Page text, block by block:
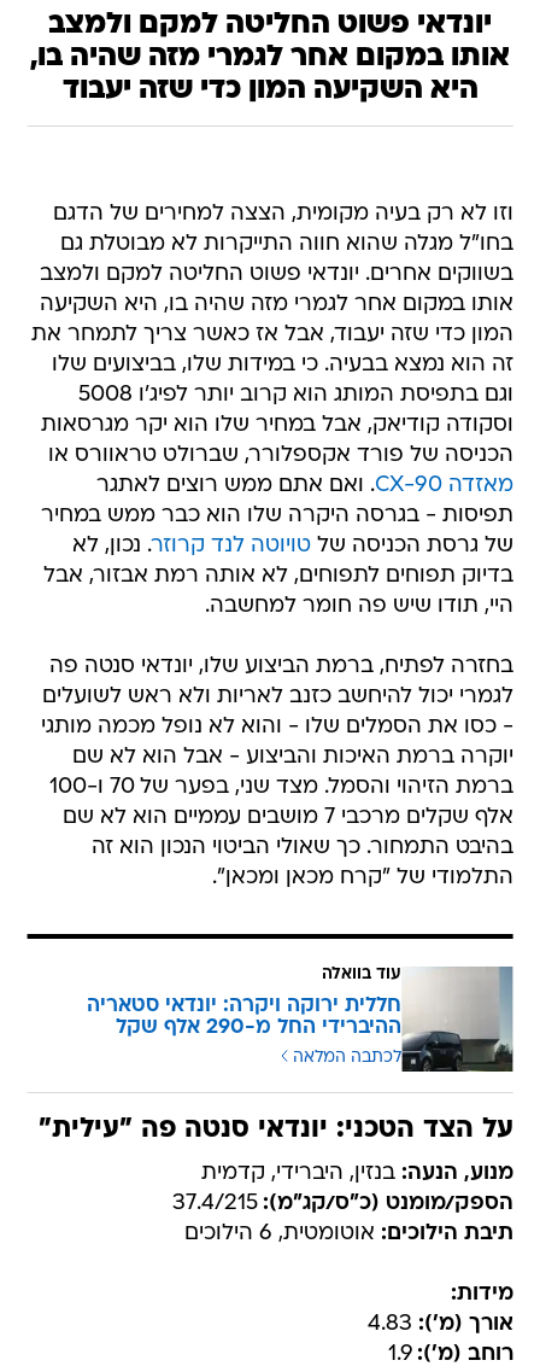
יונדאי פשוט החליטה למקם ולמצב
אותו במקום אחר לגמרי מזה שהיה בו,
היא השקיעה המון כדי שזה יעבוד
וזו לא רק בעיה מקומית, הצצה למחירים של הדגם
בחו"ל מגלה שהוא חווה התייקרות לא מבוטלת גם
בשווקים אחרים. יונדאי פשוט החליטה למקם ולמצב
אותו במקום אחר לגמרי מזה שהיה בו, היא השקיעה
המון כדי שזה יעבוד, אבל אז כאשר צריך לתמחר את
זה הוא נמצא בבעיה. כי במידות שלו, בביצועים שלו
וגם בתפיסת המותג הוא קרוב יותר לפיג'ו 5008
וסקודה קודיאק, אבל במחיר שלו הוא יקר מגרסאות
הכניסה של פורד אקספלורר, שברולט טראוורס או
מאזדה CX-90
. ואם אתם ממש רוצים לאתגר
תפיסות - בגרסה היקרה שלו הוא כבר ממש במחיר
של גרסת הכניסה שלטויוטה לנד קרוזר. נכון, לא
בדיוק תפוחים לתפוחים, לא אותה רמת אבזור, אבל
היי, תודו שיש פה חומר למחשבה.
בחזרה לפתיח, ברמת הביצוע שלו, יונדאי סנטה פה
לגמרי יכול להיחשב כזנב לאריות ולא ראש לשועלים
- כסו את הסמלים שלו - והוא לא נופל מכמה מותגי
יוקרה ברמת האיכות והביצוע - אבל הוא לא שם
ברמת הזיהוי והסמל. מצד שני, בפער של 70 ו-100
אלף שקלים מרכבי 7 מושבים עממיים הוא לא שם
בהיבט התמחור. כך שאולי הביטוי הנכון הוא זה
התלמודי של "קרח מכאן ומכאן".
עוד בוואלה
חללית ירוקה ויקרה: יונדאי סטאריה
ההיברידי החל מ-290 אלף שקל
לכתבה המלאה
על הצד הטכני: יונדאי סנטה פה "עילית"
מנוע, הנעה: בנזין, היברידי, קדמית
הספק/מומנט (כ"ס/קג"מ): 37.4/215
תיבת הילוכים: אוטומטית, 6 הילוכים
מידות:
אורך (מ'):
רוחב (מ'): 1.9